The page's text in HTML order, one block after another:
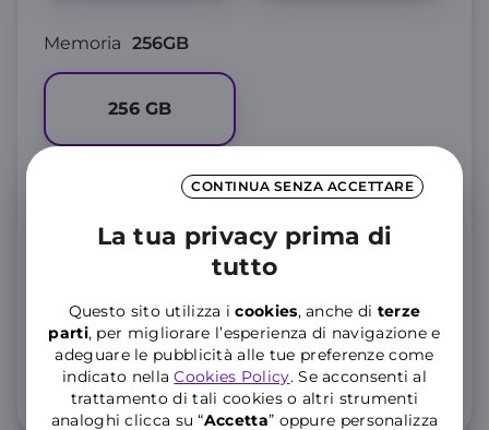
CONTINUA SENZA ACCETTARE
La tua privacy prima di
tutto
Questo sito utilizza icookies, anche di terze
parti, per migliorare l’esperienza di navigazione e
adeguare le pubblicità alle tue preferenze come
indicato nellaCookies Policy. Se acconsenti al
trattamento di tali cookies o altri strumenti
analoghi clicca su “Accetta” oppure personalizza
Memoria 256GB
256 GB
Anticipo Zero,Tan4,12% Taeg4,20%
Importo totale del credito419,90€ . Totale dovuto
447,12€
Dettaglio costi